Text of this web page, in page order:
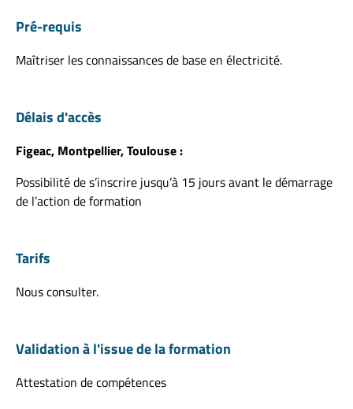
Pré-requis
Maîtriser les connaissances de base en électricité.
Délais d'accès
Figeac, Montpellier, Toulouse :
Possibilité de s’inscrire jusqu’à 15 jours avant le démarrage
de l’action de formation
Tarifs
Nous consulter.
Validation à l'issue de la formation
Attestation de compétences